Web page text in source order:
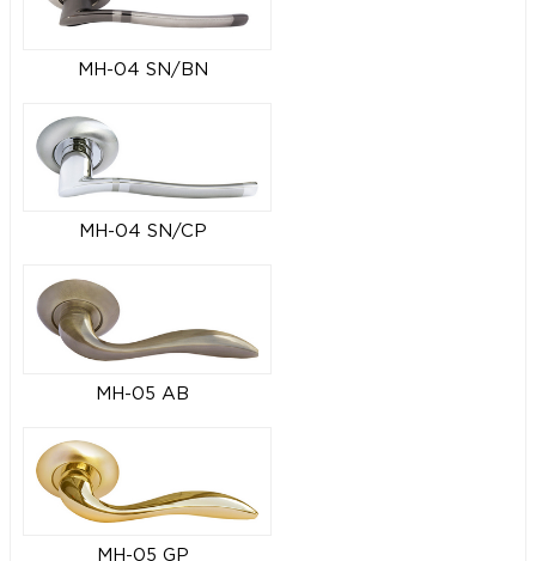
MH-04 SN/BN
MH-04 SN/CP
MH-05 AB
MH-05 GP